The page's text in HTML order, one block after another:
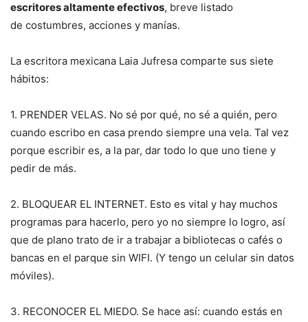
escritores altamente efectivos, breve listado
de costumbres, acciones y manías.
La escritora mexicana Laia Jufresa comparte sus siete
hábitos:
1. PRENDER VELAS. No sé por qué, no sé a quién, pero
cuando escribo en casa prendo siempre una vela. Tal vez
porque escribir es, a la par, dar todo lo que uno tiene y
pedir de más.
2. BLOQUEAR EL INTERNET. Esto es vital y hay muchos
programas para hacerlo, pero yo no siempre lo logro, así
que de plano trato de ir a trabajar a bibliotecas o cafés o
bancas en el parque sin WIFI. (Y tengo un celular sin datos
móviles).
3. RECONOCER EL MIEDO. Se hace así: cuando estás en